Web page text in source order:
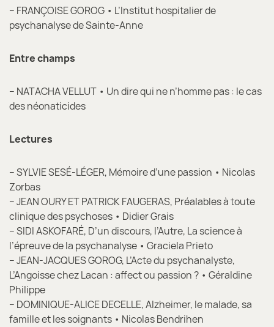
– FRANÇOISE GOROG • L’Institut hospitalier de
psychanalyse de Sainte-Anne
Entre champs
– NATACHA VELLUT • Un dire qui ne n’homme pas : le cas
des néonaticides
Lectures
– SYLVIE SESÉ-LÉGER, Mémoire d’une passion • Nicolas
Zorbas
– JEAN OURY ET PATRICK FAUGERAS, Préalables à toute
clinique des psychoses • Didier Grais
– SIDI ASKOFARÉ, D’un discours, l’Autre, La science à
l’épreuve de la psychanalyse • Graciela Prieto
– JEAN-JACQUES GOROG, L’Acte du psychanalyste,
L’Angoisse chez Lacan : affect ou passion ? • Géraldine
Philippe
– DOMINIQUE-ALICE DECELLE, Alzheimer, le malade, sa
famille et les soignants • Nicolas Bendrihen